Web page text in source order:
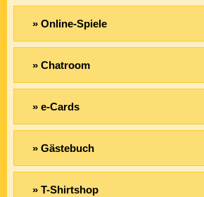
» Online-Spiele
» Chatroom
» e-Cards
» Gästebuch
» T-Shirtshop